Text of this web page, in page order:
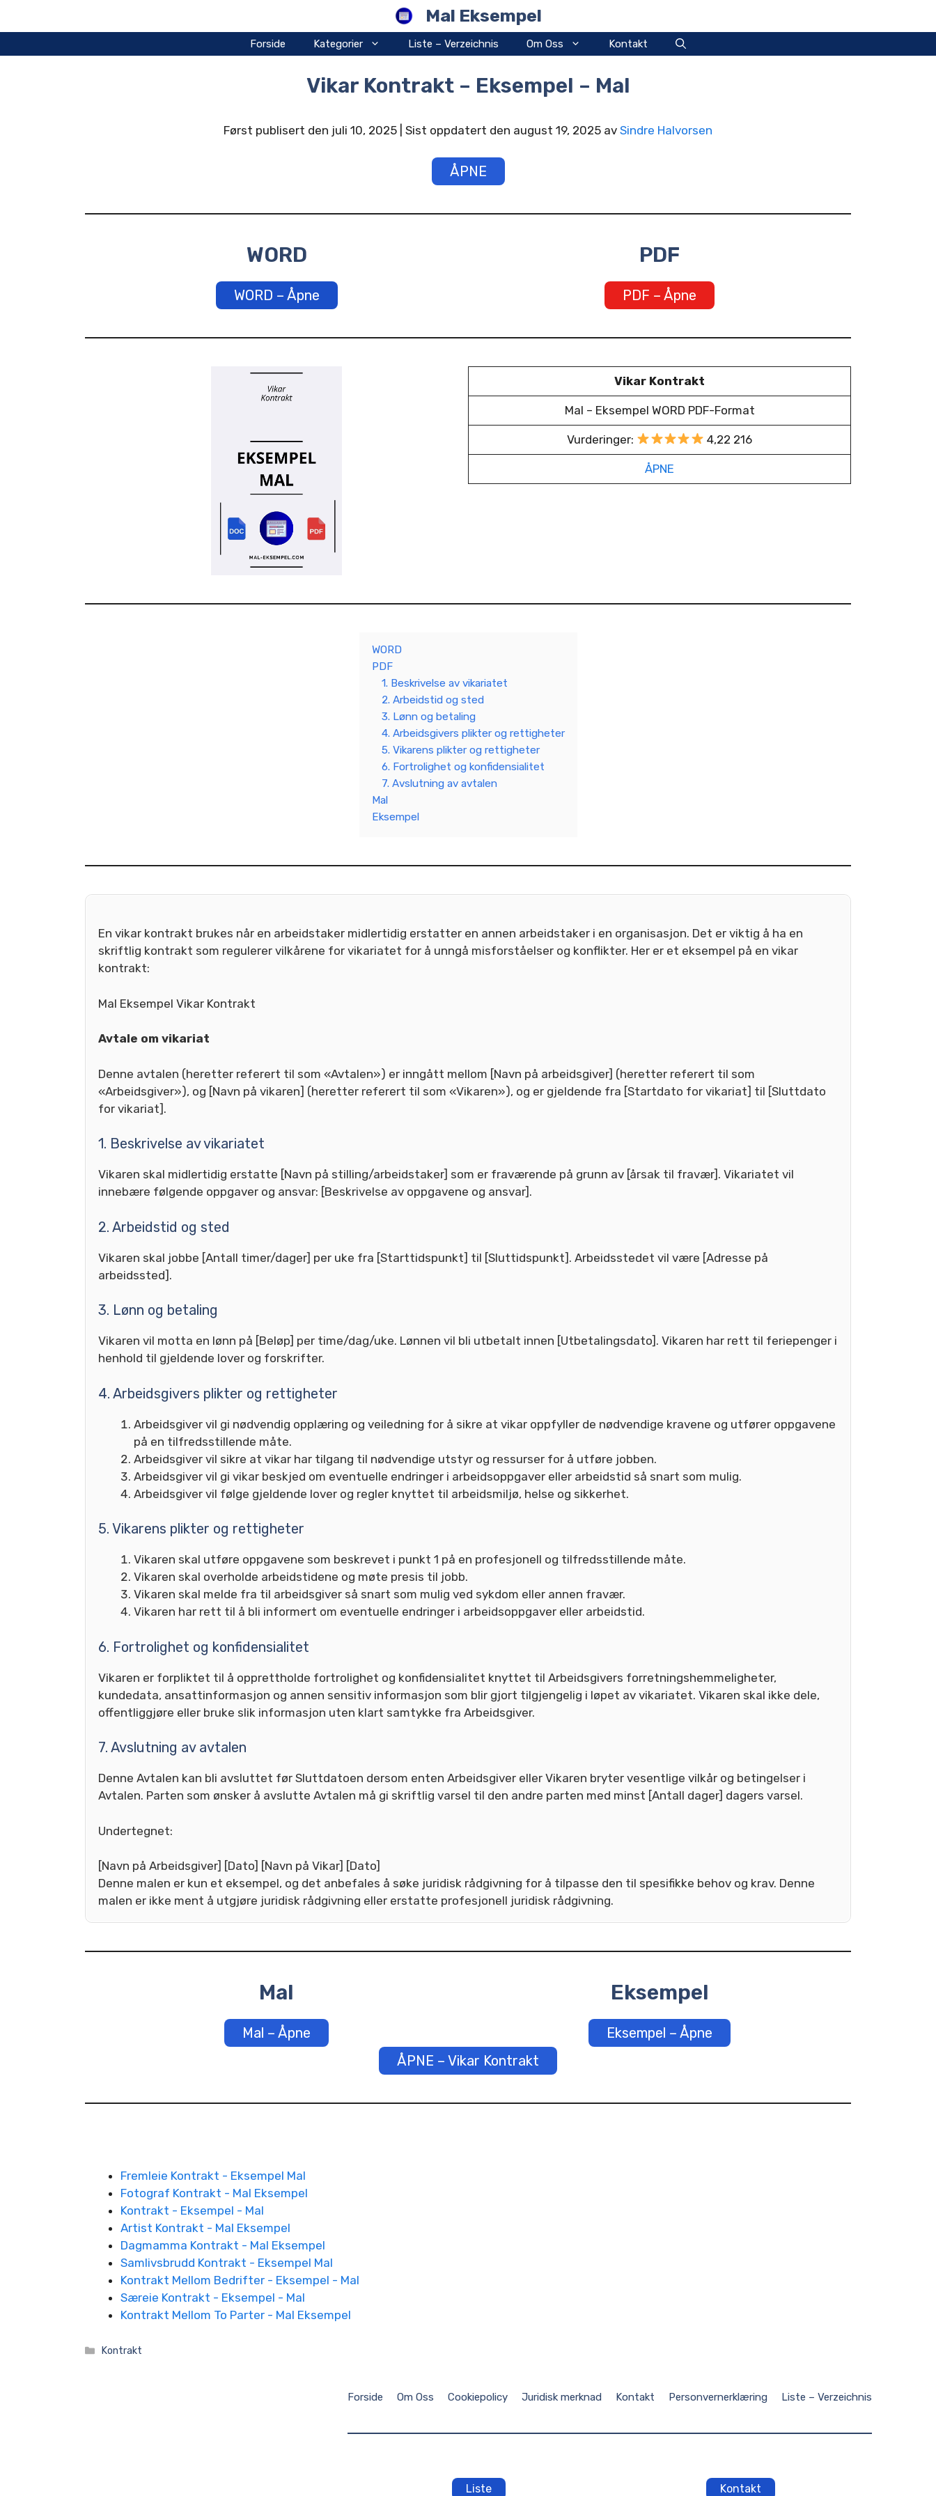
Mal Eksempel
Forside Kategorier Liste – Verzeichnis Om Oss Kontakt
Vikar Kontrakt – Eksempel – Mal
Først publisert den juli 10, 2025 | Sist oppdatert den august 19, 2025 av Sindre Halvorsen
ÅPNE
WORD
WORD – Åpne
PDF
PDF – Åpne
Vikar Kontrakt
Mal – Eksempel WORD PDF-Format
Vurderinger: 4,22 216
ÅPNE
WORD
PDF
1. Beskrivelse av vikariatet
2. Arbeidstid og sted
3. Lønn og betaling
4. Arbeidsgivers plikter og rettigheter
5. Vikarens plikter og rettigheter
6. Fortrolighet og konfidensialitet
7. Avslutning av avtalen
Mal
Eksempel
En vikar kontrakt brukes når en arbeidstaker midlertidig erstatter en annen arbeidstaker i en organisasjon. Det er viktig å ha en
skriftlig kontrakt som regulerer vilkårene for vikariatet for å unngå misforståelser og konflikter. Her er et eksempel på en vikar
kontrakt:
Mal Eksempel Vikar Kontrakt
Avtale om vikariat
Denne avtalen (heretter referert til som «Avtalen») er inngått mellom [Navn på arbeidsgiver] (heretter referert til som
«Arbeidsgiver»), og [Navn på vikaren] (heretter referert til som «Vikaren»), og er gjeldende fra [Startdato for vikariat] til [Sluttdato
for vikariat].
1. Beskrivelse av vikariatet
Vikaren skal midlertidig erstatte [Navn på stilling/arbeidstaker] som er fraværende på grunn av [årsak til fravær]. Vikariatet vil
innebære følgende oppgaver og ansvar: [Beskrivelse av oppgavene og ansvar].
2. Arbeidstid og sted
Vikaren skal jobbe [Antall timer/dager] per uke fra [Starttidspunkt] til [Sluttidspunkt]. Arbeidsstedet vil være [Adresse på
arbeidssted].
3. Lønn og betaling
Vikaren vil motta en lønn på [Beløp] per time/dag/uke. Lønnen vil bli utbetalt innen [Utbetalingsdato]. Vikaren har rett til feriepenger i
henhold til gjeldende lover og forskrifter.
4. Arbeidsgivers plikter og rettigheter
Arbeidsgiver vil gi nødvendig opplæring og veiledning for å sikre at vikar oppfyller de nødvendige kravene og utfører oppgavene
på en tilfredsstillende måte.
Arbeidsgiver vil sikre at vikar har tilgang til nødvendige utstyr og ressurser for å utføre jobben.
Arbeidsgiver vil gi vikar beskjed om eventuelle endringer i arbeidsoppgaver eller arbeidstid så snart som mulig.
Arbeidsgiver vil følge gjeldende lover og regler knyttet til arbeidsmiljø, helse og sikkerhet.
5. Vikarens plikter og rettigheter
Vikaren skal utføre oppgavene som beskrevet i punkt 1 på en profesjonell og tilfredsstillende måte.
Vikaren skal overholde arbeidstidene og møte presis til jobb.
Vikaren skal melde fra til arbeidsgiver så snart som mulig ved sykdom eller annen fravær.
Vikaren har rett til å bli informert om eventuelle endringer i arbeidsoppgaver eller arbeidstid.
6. Fortrolighet og konfidensialitet
Vikaren er forpliktet til å opprettholde fortrolighet og konfidensialitet knyttet til Arbeidsgivers forretningshemmeligheter,
kundedata, ansattinformasjon og annen sensitiv informasjon som blir gjort tilgjengelig i løpet av vikariatet. Vikaren skal ikke dele,
offentliggjøre eller bruke slik informasjon uten klart samtykke fra Arbeidsgiver.
7. Avslutning av avtalen
Denne Avtalen kan bli avsluttet før Sluttdatoen dersom enten Arbeidsgiver eller Vikaren bryter vesentlige vilkår og betingelser i
Avtalen. Parten som ønsker å avslutte Avtalen må gi skriftlig varsel til den andre parten med minst [Antall dager] dagers varsel.
Undertegnet:
[Navn på Arbeidsgiver] [Dato] [Navn på Vikar] [Dato]
Denne malen er kun et eksempel, og det anbefales å søke juridisk rådgivning for å tilpasse den til spesifikke behov og krav. Denne
malen er ikke ment å utgjøre juridisk rådgivning eller erstatte profesjonell juridisk rådgivning.
Mal
Mal – Åpne
Eksempel
Eksempel – Åpne
ÅPNE – Vikar Kontrakt
Fremleie Kontrakt - Eksempel Mal
Fotograf Kontrakt - Mal Eksempel
Kontrakt - Eksempel - Mal
Artist Kontrakt - Mal Eksempel
Dagmamma Kontrakt - Mal Eksempel
Samlivsbrudd Kontrakt - Eksempel Mal
Kontrakt Mellom Bedrifter - Eksempel - Mal
Særeie Kontrakt - Eksempel - Mal
Kontrakt Mellom To Parter - Mal Eksempel
Kategorier
Kontrakt
Forside Om Oss Cookiepolicy Juridisk merknad Kontakt Personvernerklæring Liste – Verzeichnis
Liste Kontakt